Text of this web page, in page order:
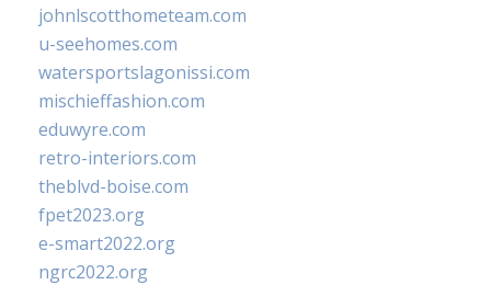
johnlscotthometeam.com
u-seehomes.com
watersportslagonissi.com
mischieffashion.com
eduwyre.com
retro-interiors.com
theblvd-boise.com
fpet2023.org
e-smart2022.org
ngrc2022.org